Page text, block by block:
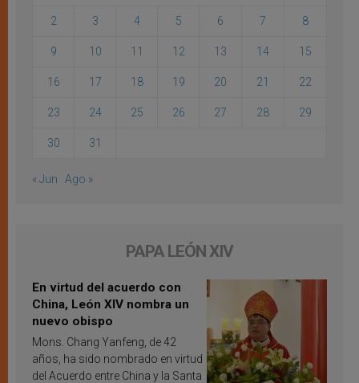
2 3 4 5 6 7 8
9 10 11 12 13 14 15
16 17 18 19 20 21 22
23 24 25 26 27 28 29
30 31
« Jun Ago »
PAPA LEÓN XIV
En virtud del acuerdo con
China, León XIV nombra un
nuevo obispo
Mons. Chang Yanfeng, de 42
años, ha sido nombrado en virtud
del Acuerdo entre China y la Santa